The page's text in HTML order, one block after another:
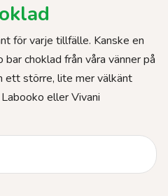
för varje tillfälle. Kanske en
choklad från våra vänner på
ett större, lite mer välkänt
eller Vivani